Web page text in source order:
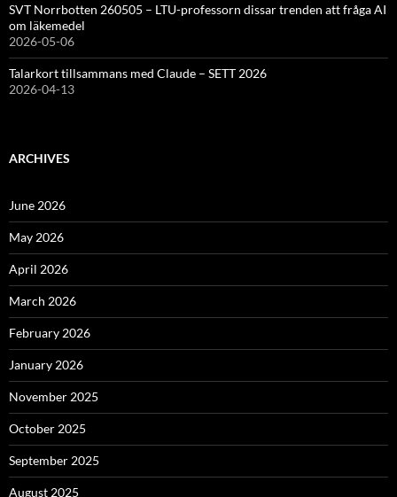
SVT Norrbotten 260505 – LTU-professorn dissar trenden att fråga AI
om läkemedel
2026-05-06
Talarkort tillsammans med Claude – SETT 2026
2026-04-13
ARCHIVES
June 2026
May 2026
April 2026
March 2026
February 2026
January 2026
November 2025
October 2025
September 2025
August 2025